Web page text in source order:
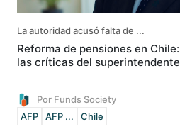
La autoridad acusó falta de ...
Reforma de pensiones en
las críticas del superintendente
Por Funds Society
AFP
AFP ... Chile